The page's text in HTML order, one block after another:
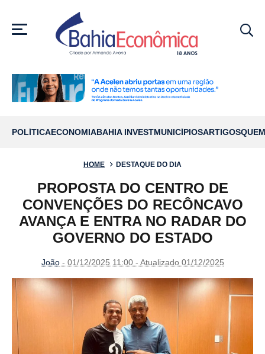
MENU
POLÍTICAECONOMIABAHIA INVESTMUNICÍPIOSARTIGOS
HOME DESTAQUE DO DIA
PROPOSTA DO CENTRO DE
CONVENÇÕES DO RECÔNCAVO
AVANÇA E ENTRA NO RADAR DO
GOVERNO DO ESTADO
João- 01/12/2025 11:00 - Atualizado 01/12/2025